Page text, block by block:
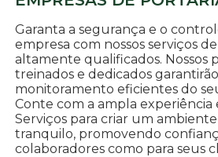
Garanta a segurança e o
empresa com nossos serviços
altamente qualificados. Nossos
treinados e dedicados
monitoramento eficientes do
Conte com a ampla experiência
Serviços para criar um
tranquilo, promovendo
colaboradores como para seus